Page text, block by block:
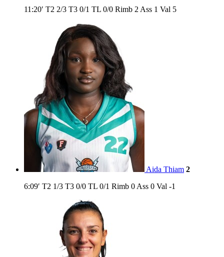
11:20′ T2 2/3 T3 0/1 TL 0/0 Rimb 2 Ass 1 Val 5
Aida Thiam 2
6:09′ T2 1/3 T3 0/0 TL 0/1 Rimb 0 Ass 0 Val -1